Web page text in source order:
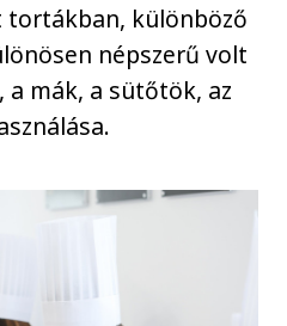
tortákban, különböző
népszerű volt
a mák, a sütőtök, az